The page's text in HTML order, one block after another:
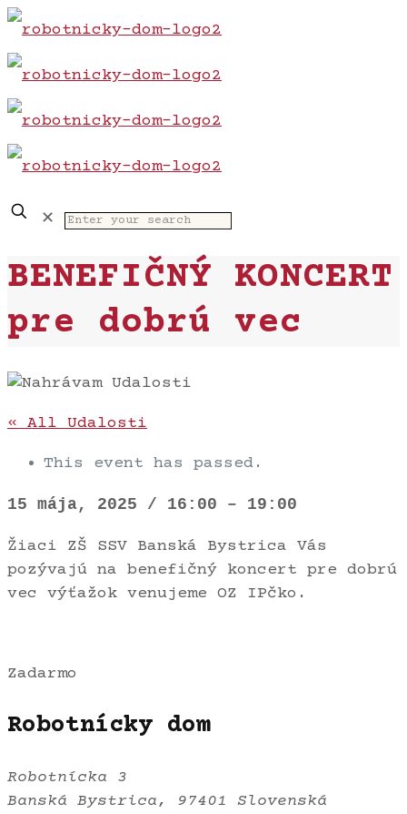
✕
BENEFIČNÝ KONCERT
pre dobrú vec
« All Udalosti
This event has passed.
15 mája, 2025 / 16:00 – 19:00
Žiaci ZŠ SSV Banská Bystrica Vás
pozývajú na benefičný koncert pre dobrú
vec výťažok venujeme OZ IPčko.
Zadarmo
Robotnícky dom
Robotnícka 3
Banská Bystrica, 97401
Slovenská